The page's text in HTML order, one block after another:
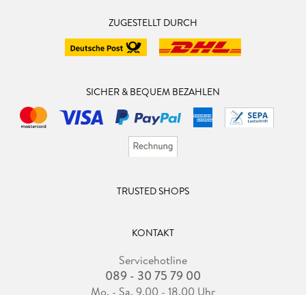
ZUGESTELLT DURCH
SICHER & BEQUEM BEZAHLEN
TRUSTED SHOPS
KONTAKT
Servicehotline
089 - 30 75 79 00
Mo. - Sa. 9.00 - 18.00 Uhr